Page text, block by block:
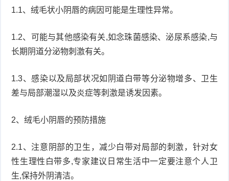
1.1、绒毛状小阴唇的病因可能是生理性异常。
1.2、可能与其他感染有关,如念珠菌感染、泌尿系感染,与
长期阴道分泌物刺激有关。
1.3、感染以及局部状况如阴道白带等分泌物增多、卫生
差与局部潮湿以及炎症等刺激是诱发因素。
2、绒毛小阴唇的预防措施
2.1、注意阴部的卫生，减少白带对局部的刺激，针对女
性生理性白带多,专家建议日常生活中一定要注意个人卫
生,保持外阴清洁。